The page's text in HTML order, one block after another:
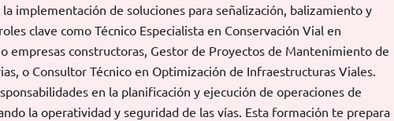
implementación de soluciones para señalización, balizamiento y
clave como Técnico Especialista en Conservación Vial en
empresas constructoras, Gestor de Proyectos de Mantenimiento de
o Consultor Técnico en Optimización de Infraestructuras Viales.
en la planificación y ejecución de operaciones de
la operatividad y seguridad de las vías. Esta formación te prepara